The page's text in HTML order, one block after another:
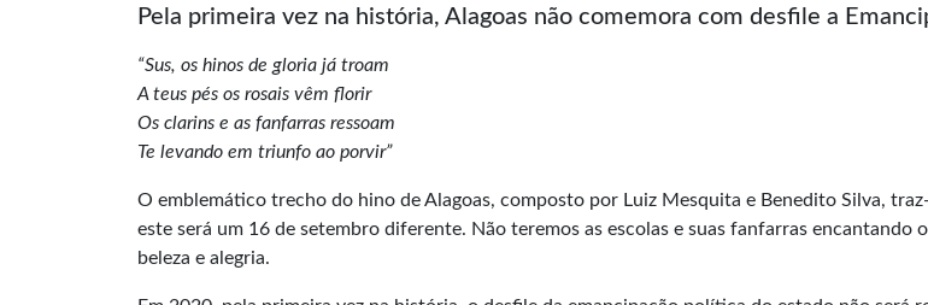
Pela primeira vez na história, Alagoas não comemora com desfile a
“Sus, os hinos de gloria já troam
A teus pés os rosais vêm florir
Os clarins e as fanfarras ressoam
Te levando em triunfo ao porvir”
O emblemático trecho do hino de Alagoas, composto por Luiz Mesquita e Benedito Silva,
este será um 16 de setembro diferente. Não teremos as escolas e suas fanfarras encantando
beleza e alegria.